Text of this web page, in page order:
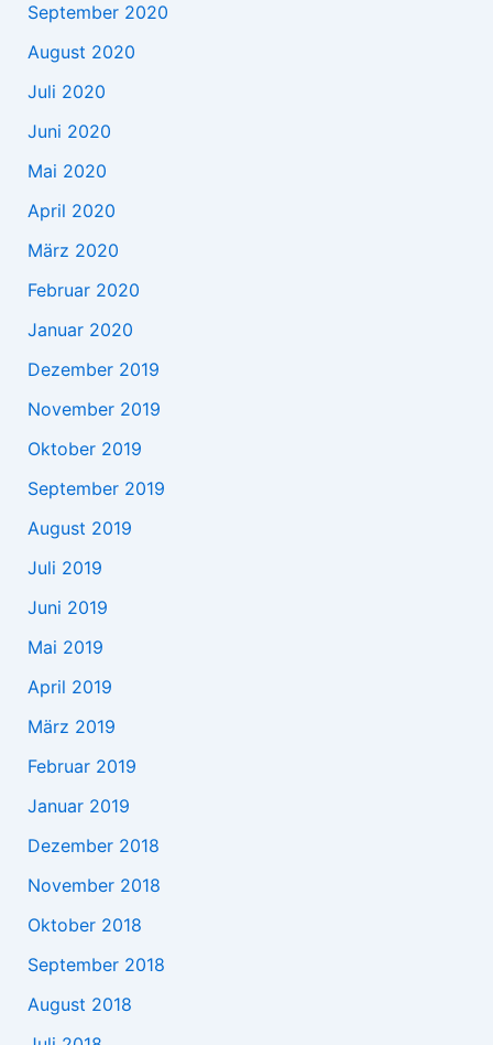
September 2020
August 2020
Juli 2020
Juni 2020
Mai 2020
April 2020
März 2020
Februar 2020
Januar 2020
Dezember 2019
November 2019
Oktober 2019
September 2019
August 2019
Juli 2019
Juni 2019
Mai 2019
April 2019
März 2019
Februar 2019
Januar 2019
Dezember 2018
November 2018
Oktober 2018
September 2018
August 2018